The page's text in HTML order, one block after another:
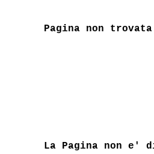
Pagina non trovata
La Pagina non e'